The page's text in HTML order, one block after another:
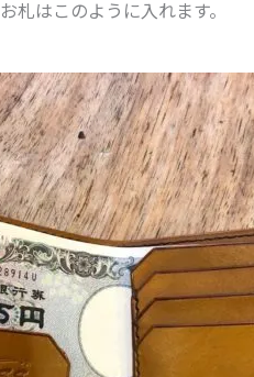
お札はこのように入れます。